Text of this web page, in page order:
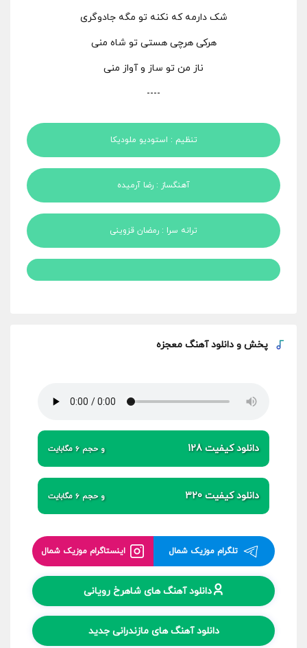
شک دارمه که نکنه تو مگه جادوگری
هرکی هرچی هستی تو شاه منی
ناز من تو ساز و آواز منی
----
تنظیم : استودیو ملودیکا
آهنگساز : رضا آرمیده
ترانه سرا : رمضان قزوینی
پخش و دانلود آهنگ معجزه
دانلود کیفیت 128 و حجم 6 مگابایت
دانلود کیفیت 320 و حجم 6 مگابایت
تلگرام موزیک شمال اینستاگرام موزیک شمال
دانلود آهنگ های شاهرخ رویانی
دانلود آهنگ های مازندرانی جدید